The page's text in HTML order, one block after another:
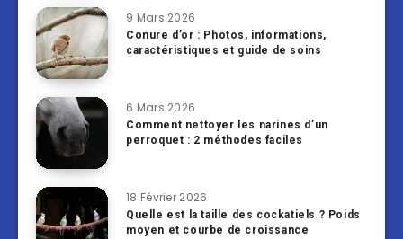
9 Mars 2026
Conure d’or : Photos, informations,
caractéristiques et guide de soins
6 Mars 2026
Comment nettoyer les narines d’un
perroquet : 2 méthodes faciles
18 Février 2026
Quelle est la taille des cockatiels ? Poids
moyen et courbe de croissance